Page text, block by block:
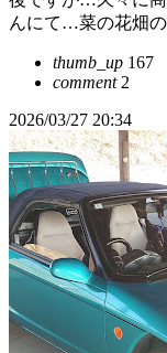
んにて…菜の花畑
thumb_up 167
comment2
2026/03/27 20:34